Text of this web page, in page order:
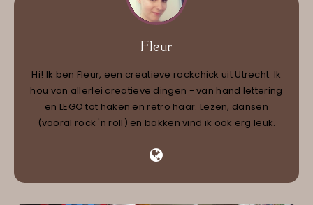
Fleur
Hi! Ik ben Fleur, een creatieve rockchick uit Utrecht. Ik
hou van allerlei creatieve dingen - van hand lettering
en LEGO tot haken en retro haar. Lezen, dansen
(vooral rock 'n roll) en bakken vind ik ook erg leuk.